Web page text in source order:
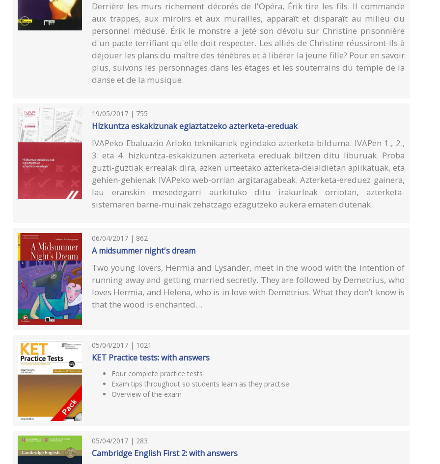
Derrière les murs richement décorés de l'Opéra, Érik tire les fils. Il commande
aux trappes, aux miroirs et aux murailles, apparaît et disparaît au milieu du
personnel médusé. Érik le monstre a jeté son dévolu sur Christine prisonnière
d'un pacte terrifiant qu'elle doit respecter. Les alliés de Christine réussiront-ils à
déjouer les plans du maître des ténèbres et à libérer la jeune fille? Pour en savoir
plus, suivons les personnages dans les étages et les souterrains du temple de la
danse et de la musique.
19/05/2017 | 755
Hizkuntza eskakizunak egiaztatzeko azterketa-ereduak
IVAPeko Ebaluazio Arloko teknikariek egindako azterketa-bilduma. IVAPen 1., 2.,
3. eta 4. hizkuntza-eskakizunen azterketa ereduak biltzen ditu liburuak. Proba
guzti-guztiak errealak dira, azken urteetako azterketa-deialdietan aplikatuak, eta
gehien-gehienak IVAPeko web-orrian argitaragabeak. Azterketa-ereduez gainera,
lau eranskin mesedegarri aurkituko ditu irakurleak orriotan, azterketa-
sistemaren barne-muinak zehatzago ezagutzeko aukera ematen dutenak.
06/04/2017 | 862
A midsummer night's dream
Two young lovers, Hermia and Lysander, meet in the wood with the intention of
running away and getting married secretly. They are followed by Demetrius, who
loves Hermia, and Helena, who is in love with Demetrius. What they don’t know is
that the wood is enchanted…
05/04/2017 | 1021
KET Practice tests: with answers
Four complete practice tests
Exam tips throughout so students learn as they practise
Overview of the exam
05/04/2017 | 283
Cambridge English First 2: with answers